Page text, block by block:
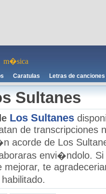
m�sica
Caratulas Letras de canciones
Sultanes
Los Sultanes
de transcripciones
acorde de Los
envi�ndolo.
mejorar, te